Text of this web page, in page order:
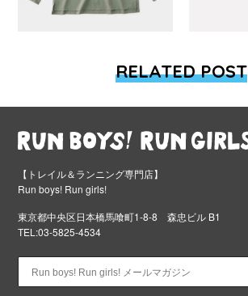
RELATED POST
【トレイル＆ランニング専門店】
Run boys! Run girls!
東京都中央区日本橋馬喰町1-8-8 森忠ビル B1
TEL:03-5825-4534